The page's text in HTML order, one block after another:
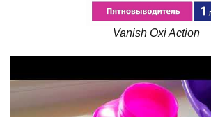
Vanish Oxi Action